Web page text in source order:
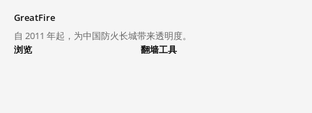
GreatFire
自 2011 年起，为中国防火长城带来透明度。
浏览
翻墙工具